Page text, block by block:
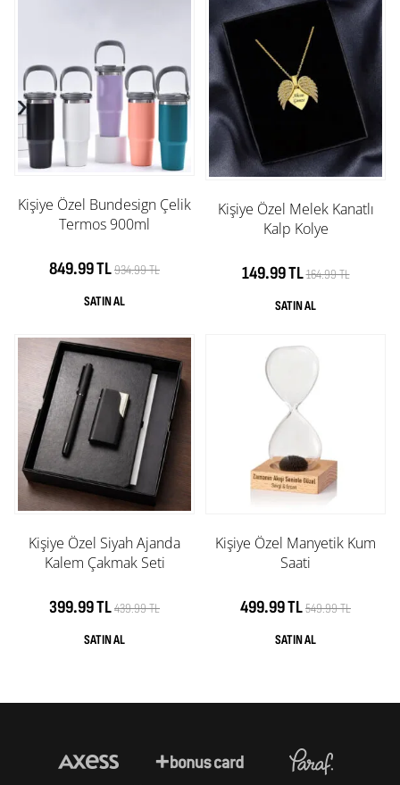
Kişiye Özel Bundesign Çelik
Termos 900ml
849.99 TL934.99 TL
Kişiye Özel Melek Kanatlı
Kalp Kolye
149.99 TL164.99 TL
Kişiye Özel Siyah Ajanda
Kalem Çakmak Seti
399.99 TL439.99 TL
Kişiye Özel Manyetik Kum
Saati
499.99 TL549.99 TL